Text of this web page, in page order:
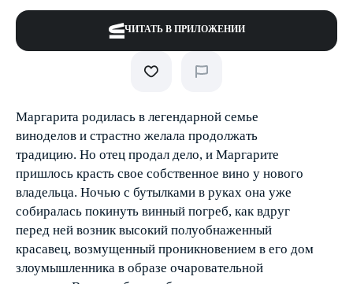
ЧИТАТЬ В ПРИЛОЖЕНИИ
Маргарита родилась в легендарной семье
виноделов и страстно желала продолжать
традицию. Но отец продал дело, и Маргарите
пришлось красть свое собственное вино у нового
владельца. Ночью с бутылками в руках она уже
собиралась покинуть винный погреб, как вдруг
перед ней возник высокий полуобнаженный
красавец, возмущенный проникновением в его дом
злоумышленника в образе очаровательной